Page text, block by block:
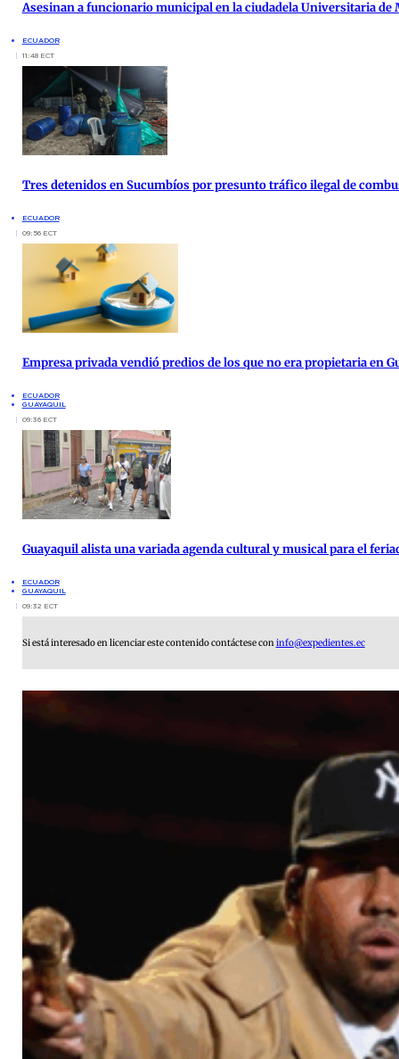
Asesinan a funcionario municipal en la ciudadela Universitaria de
ECUADOR
11:48 ECT
Tres detenidos en Sucumbíos por presunto tráfico ilegal de
ECUADOR
09:56 ECT
Empresa privada vendió predios de los que no era propietaria en
ECUADOR
GUAYAQUIL
09:36 ECT
Guayaquil alista una variada agenda cultural y musical para el
ECUADOR
GUAYAQUIL
09:32 ECT
Si está interesado en licenciar este contenido contáctese coninfo@expedientes.ec